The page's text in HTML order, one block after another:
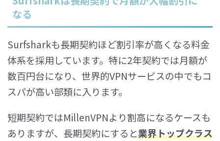
なる
Surfsharkも長期契約ほど割引率が高くなる料金
体系を採用しています。特に2年契約では月額が
数百円台になり、世界的VPNサービスの中でもコ
スパが高い部類に入ります。
短期契約ではMillenVPNより割高になるケースも
ありますが、長期契約にすると業界トップクラス